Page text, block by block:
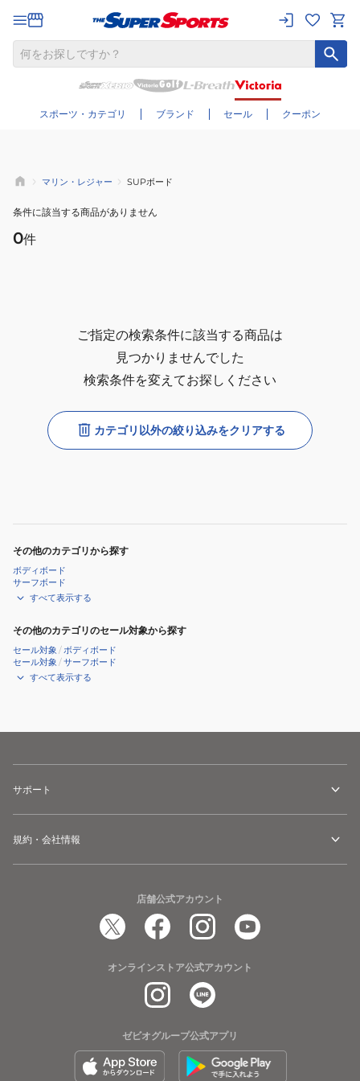
スポーツ・カテゴリ ブランド セール クーポン
さらに絞り込む
マリン・レジャー SUPボード
条件に該当する商品がありません
0件
ご指定の検索条件に該当する商品は
見つかりませんでした
検索条件を変えてお探しください
カテゴリ以外の絞り込みをクリアする
その他のカテゴリから探す
ボディボード
サーフボード
すべて表示する
その他のカテゴリのセール対象から探す
セール対象 /ボディボード
セール対象 /サーフボード
すべて表示する
サポート
規約・会社情報
店舗公式アカウント
オンラインストア公式アカウント
ゼビオグループ公式アプリ